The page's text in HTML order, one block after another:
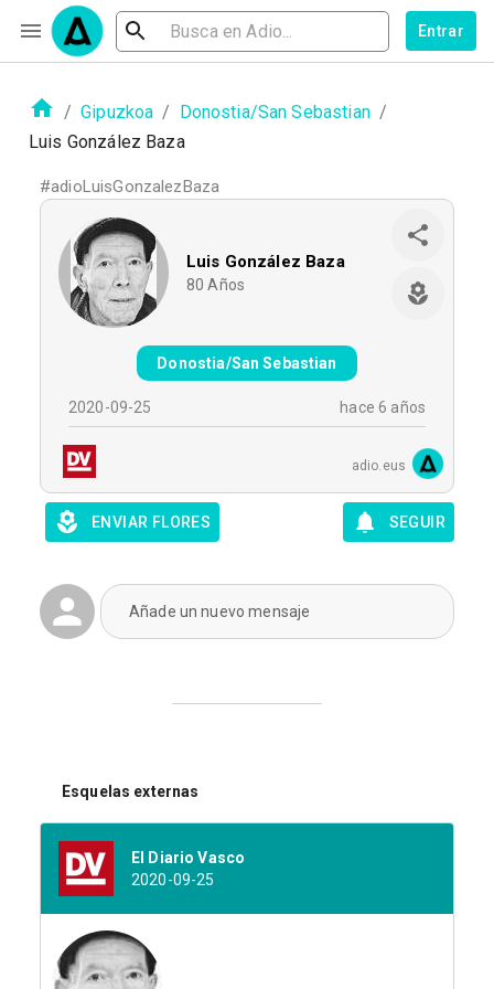
Entrar
/ Gipuzkoa / Donostia/San Sebastian /
Luis González Baza
#adioLuisGonzalezBaza
Luis González Baza
80 Años
Donostia/San Sebastian
2020-09-25 hace 6 años
adio.eus
ENVIAR FLORES SEGUIR
Añade un nuevo mensaje
Esquelas externas
El Diario Vasco
2020-09-25